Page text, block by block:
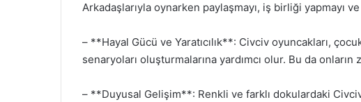
Arkadaşlarıyla oynarken paylaşmayı, iş birliği yapmayı
– **Hayal Gücü ve Yaratıcılık**: Civciv oyuncakları,
senaryoları oluşturmalarına yardımcı olur. Bu da
– **Duyusal Gelişim**: Renkli ve farklı dokulardaki Civciv